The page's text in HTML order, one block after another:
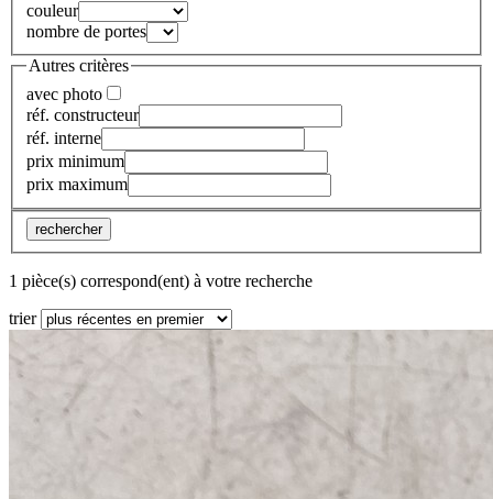
couleur
nombre de portes
Autres critères
avec photo
réf. constructeur
réf. interne
prix minimum
prix maximum
rechercher
1 pièce(s) correspond(ent) à votre recherche
trier